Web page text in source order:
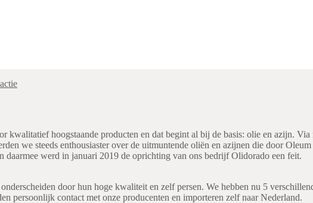
hoogstaande producten en dat begint al bij de basis: olie en azijn.
we steeds enthousiaster over de uitmuntende oliën en azijnen die door
daarmee werd in januari 2019 de oprichting van ons bedrijf Olidorado een feit.
door hun hoge kwaliteit en zelf persen. We hebben nu 5
persoonlijk contact met onze producenten en importeren zelf naar Nederland.